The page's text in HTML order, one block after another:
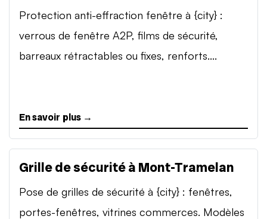
Protection anti-effraction fenêtre à {city} :
verrous de fenêtre A2P, films de sécurité,
barreaux rétractables ou fixes, renforts....
En savoir plus →
Grille de sécurité à Mont-Tramelan
Pose de grilles de sécurité à {city} : fenêtres,
portes-fenêtres, vitrines commerces. Modèles